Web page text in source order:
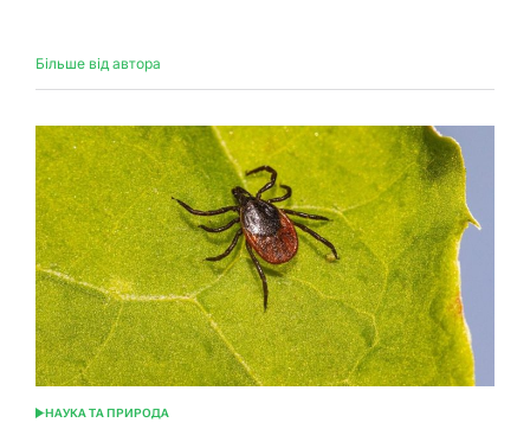
Більше від автора
ОПУБЛІКУВАТИ
НАУКА ТА ПРИРОДА